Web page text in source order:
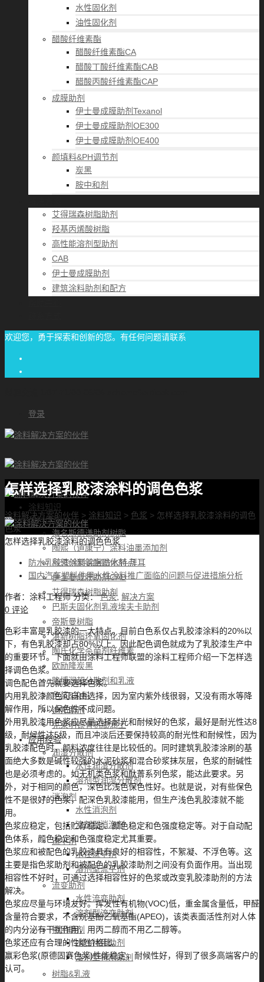
水性固化剂
油性固化剂
醋酸纤维素酯
醋酸纤维素酯CA
醋酸丁酸纤维素酯CAB
醋酸丙酸纤维素酯CAP
成膜助剂
伊士曼成膜助剂Texanol
伊士曼成膜助剂OE300
伊士曼成膜助剂OE400
颜填料&PH调节剂
炭黑
胺中和剂
艾得瑞森树脂助剂
羟基丙烯酸树脂
高性能溶剂型助剂
CAB
伊士曼成膜助剂
建筑涂料助剂和配方
欢迎您，勇于探索和创新的您。有任何问题请联系
登录
首页
涂料知识
涂料优选
海名斯德谦助剂树脂
陶熙（道康宁）涂料油墨添加剂
科思创聚氨酯固化剂-拜耳
伊士曼成膜助剂CAB
艾得瑞森树脂助剂
巴斯夫固化剂乳液埃夫卡助剂
帝斯曼树脂
湛新树脂环氧固化剂
陶氏化学杀菌剂纤维素
欧励隆炭黑
路博润超分散剂和乳液
色浆&染料
迪邦助剂
克莱明顿有机膨润土
应用经验
润湿分散剂
水性润湿分散剂
溶剂型润湿分散剂
消泡剂
水性消泡剂
溶剂型消泡剂
流平剂
水性流平剂
溶剂型流平剂
流变助剂
水性流变助剂
溶剂型流变助剂
特用助剂
水性特用助剂
溶剂型特用助剂
树脂&乳液
怎样选择乳胶漆涂料的调色色浆
涂料解决方案的伙伴 > 涂料知识 > 色浆 > 怎样选择乳胶漆涂料的调色
色浆
怎样选择乳胶漆涂料的调色色浆
防水乳胶漆涂料涂层防水特点
国内汽车塑料件用水性涂料推广面临的问题与促进措施分析
作者： 涂料工程师分类：色浆, 解决方案
0 评论
色彩丰富是乳胶漆的一大特点。目前白色系仅占乳胶漆涂料的20%以
下，有色乳胶漆却占80%以上。因此配色调色就成为了乳胶漆生产中
的重要环节。下面就由涂料工程师联盟的涂料工程师介绍一下怎样选
择调色色浆。
调色配色首先就要选择色浆。
内用乳胶漆颜色可自由选择，因为室内紫外线很弱，又没有雨水等降
解作用，所以保色性不成问题。
外用乳胶漆用色浆应尽量选择耐光和耐候好的色浆，最好是耐光性达8
级，耐候性达5级，而且冲淡后还要保持较高的耐光性和耐候性，因为
乳胶漆配色时，颜料浓度往往是比较低的。同时建筑乳胶漆涂刷的基
面绝大多数是碱性较强的水泥砂浆和混合砂浆抹灰层，色浆的耐碱性
也是必须考虑的。如无机类色浆和酞菁系列色浆，能达此要求。另
外，对于相同的颜色，深色比浅色保色性好。也就是说，对有些保色
性不是很好的色浆，配深色乳胶漆能用，但生产浅色乳胶漆就不能
用。
色浆应稳定，包括贮存稳定、颜色稳定和色强度稳定等。对于自动配
色体系，颜色稳定和色强度稳定尤其重要。
色浆应和被配色的乳胶漆具有良好的相容性，不絮凝、不浮色等。这
主要是指色浆助剂和被配色的乳胶漆助剂之间没有负面作用。当出现
相容性不好时，可通过选择相容性好的色浆或改变乳胶漆助剂的方法
解决。
色浆应尽量与环境友好。挥发性有机物(VOC)低，重金属含量低，甲醛
含量符合要求，不含烷基酚乙氧基酯(APEO)，该类表面活性剂对人体
的内分泌有干扰作用，用丙二醇而不用乙二醇等。
色浆还应有合理的性能价格比。
赢彩色浆(原德固赛色浆)性能稳定，耐候性好，得到了很多高端客户的
认可。